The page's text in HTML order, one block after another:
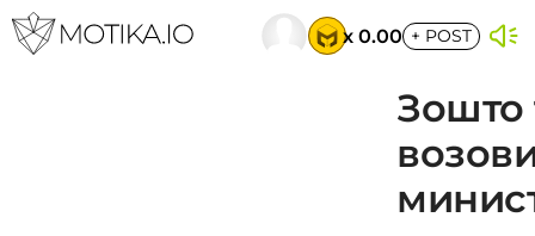
x 0.00 + POST
Зошто